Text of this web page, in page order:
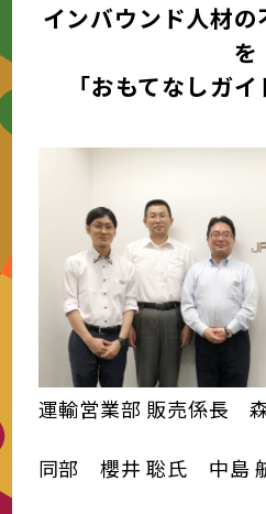
インバウンド人材
を
「おもてなしガ
運輸営業部 販売係長
同部 櫻井 聡氏 中島